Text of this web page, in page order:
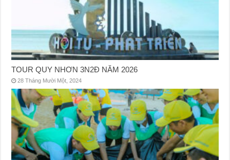
TOUR QUY NHƠN 3N2Đ NĂM 2026
28 Tháng Mười Một, 2024